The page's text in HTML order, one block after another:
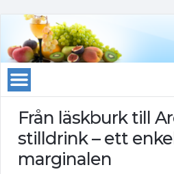
Från läskburk till
stilldrink – ett
marginalen